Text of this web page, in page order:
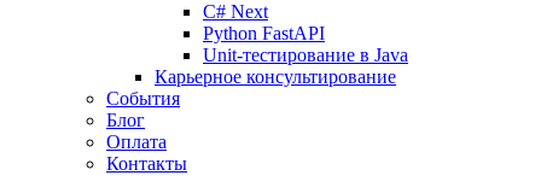
C# Next
Python FastAPI
Unit-тестирование в Java
Карьерное консультирование
События
Блог
Оплата
Контакты